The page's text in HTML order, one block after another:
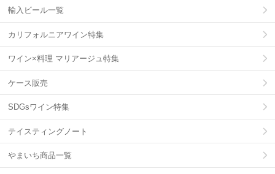
輸入ビール一覧
カリフォルニアワイン特集
ワイン×料理 マリアージュ特集
ケース販売
SDGsワイン特集
テイスティングノート
やまいち商品一覧